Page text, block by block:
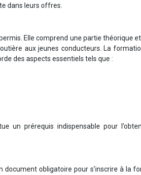
dans leurs offres.
Elle comprend une partie théorique
aux jeunes conducteurs. La
des aspects essentiels tels que :
un prérequis indispensable pour
document obligatoire pour s’inscrire à la